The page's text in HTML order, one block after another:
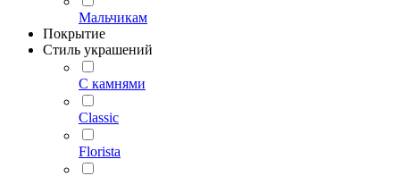
Мальчикам
Покрытие
Стиль украшений
С камнями
Classic
Florista